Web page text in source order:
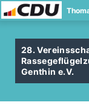
28.
Genthin e.V.